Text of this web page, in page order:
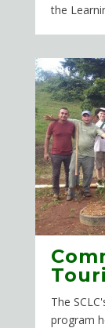
the
The
program